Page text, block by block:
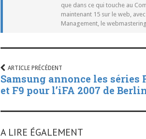
que dans ce qui touche au
maintenant 15 sur le web,
Management, le
ARTICLE PRÉCÉDENT
Samsung annonce les séries
et F9 pour l’iFA 2007 de
A LIRE ÉGALEMENT